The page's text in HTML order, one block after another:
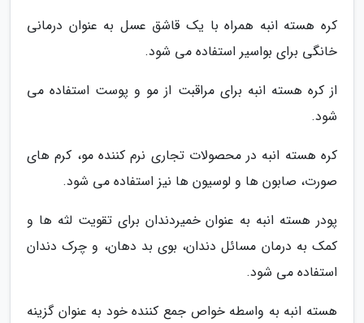
کره هسته انبه همراه با یک قاشق عسل به عنوان درمانی
خانگی برای بواسیر استفاده می شود.
از کره هسته انبه برای مراقبت از مو و پوست استفاده می
شود.
کره هسته انبه در محصولات تجاری نرم کننده مو، کرم های
صورت، صابون ها و لوسیون ها نیز استفاده می شود.
پودر هسته انبه به عنوان خمیردندان برای تقویت لثه ها و
کمک به درمان مسائل دندان، بوی بد دهان، و چرک دندان
استفاده می شود.
هسته انبه به واسطه خواص جمع کننده خود به عنوان گزینه